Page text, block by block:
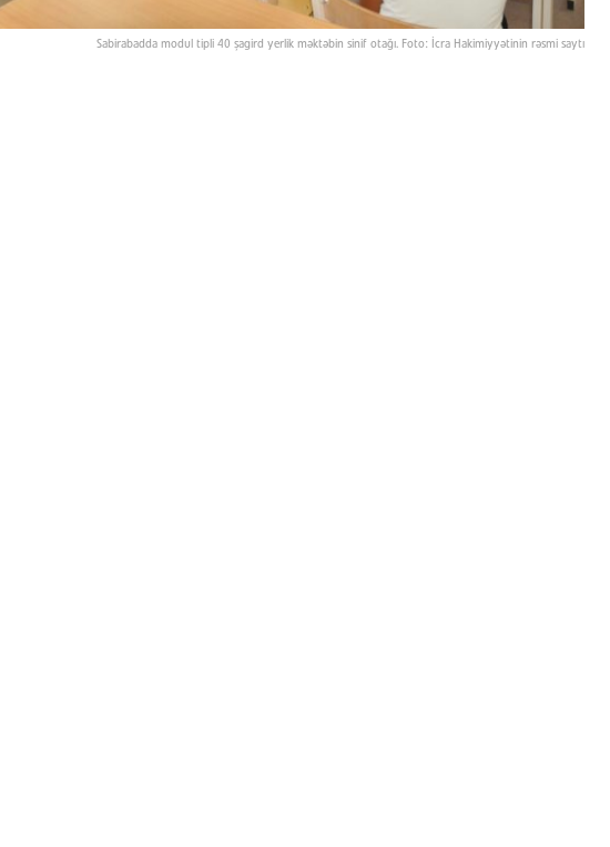
Sabirabadda modul tipli 40 şagird yerlik məktəbin sinif otağı. Foto: İcra Hakimiyyətinin rəsmi saytı